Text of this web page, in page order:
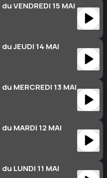
VENDREDI 15 MAI
JEUDI 14 MAI
MERCREDI 13 MAI
MARDI 12 MAI
LUNDI 11 MAI